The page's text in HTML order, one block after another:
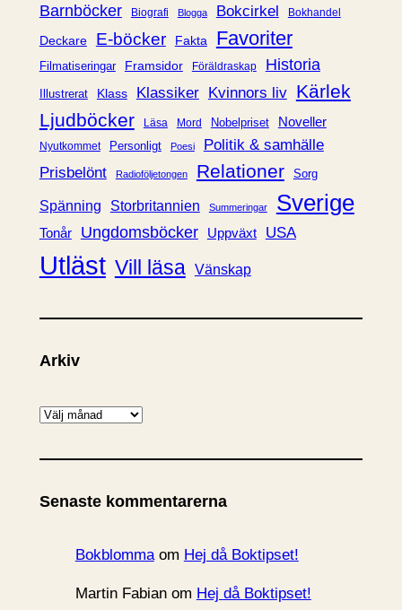
r
i
Barnböcker Biografi Blogga Bokcirkel Bokhandel
Deckare E-böcker Fakta Favoriter
Filmatiseringar Framsidor Föräldraskap Historia
Illustrerat Klass Klassiker Kvinnors liv Kärlek
Ljudböcker
Läsa Mord Nobelpriset Noveller
Nyutkommet Personligt Poesi
Politik & samhälle
Prisbelönt
Radioföljetongen Relationer Sorg
Spänning Storbritannien Summeringar Sverige
Tonår Ungdomsböcker Uppväxt USA
Utläst Vill läsa Vänskap
Arkiv
A
k
v
Senaste kommentarerna
Bokblommaom Hej då Boktipset!
Martin Fabianom Hej då Boktipset!